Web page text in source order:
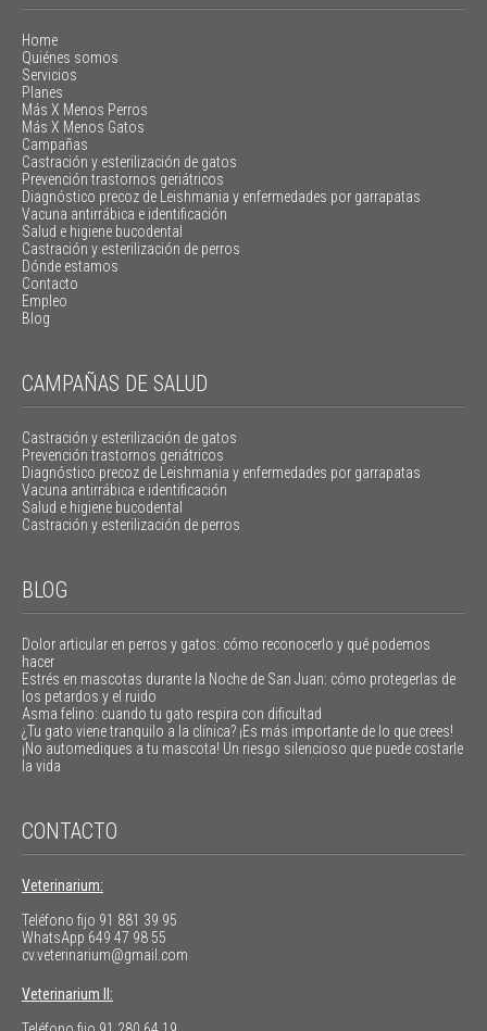
Home
Quiénes somos
Servicios
Planes
Más X Menos Perros
Más X Menos Gatos
Campañas
Castración y esterilización de gatos
Prevención trastornos geriátricos
Diagnóstico precoz de Leishmania y enfermedades por garrapatas
Vacuna antirrábica e identificación
Salud e higiene bucodental
Castración y esterilización de perros
Dónde estamos
Contacto
Empleo
Blog
CAMPAÑAS DE SALUD
Castración y esterilización de gatos
Prevención trastornos geriátricos
Diagnóstico precoz de Leishmania y enfermedades por garrapatas
Vacuna antirrábica e identificación
Salud e higiene bucodental
Castración y esterilización de perros
BLOG
Dolor articular en perros y gatos: cómo reconocerlo y qué podemos
hacer
Estrés en mascotas durante la Noche de San Juan: cómo protegerlas de
los petardos y el ruido
Asma felino: cuando tu gato respira con dificultad
¿Tu gato viene tranquilo a la clínica? ¡Es más importante de lo que crees!
¡No automediques a tu mascota! Un riesgo silencioso que puede costarle
la vida
CONTACTO
Veterinarium:
Teléfono fijo 91 881 39 95
WhatsApp 649 47 98 55
cv.veterinarium@gmail.com
Veterinarium II: